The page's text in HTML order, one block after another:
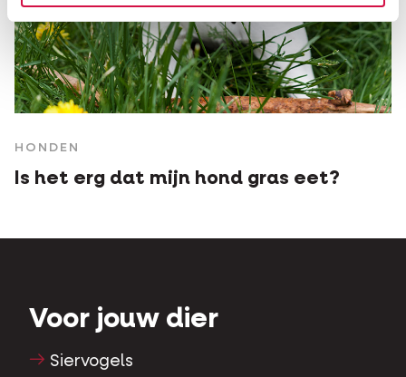
HONDEN
Is het erg dat mijn hond gras eet?
Voor jouw dier
Siervogels